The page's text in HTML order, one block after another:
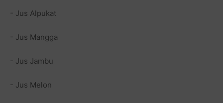
- Jus Alpukat
- Jus Mangga
- Jus Jambu
- Jus Melon